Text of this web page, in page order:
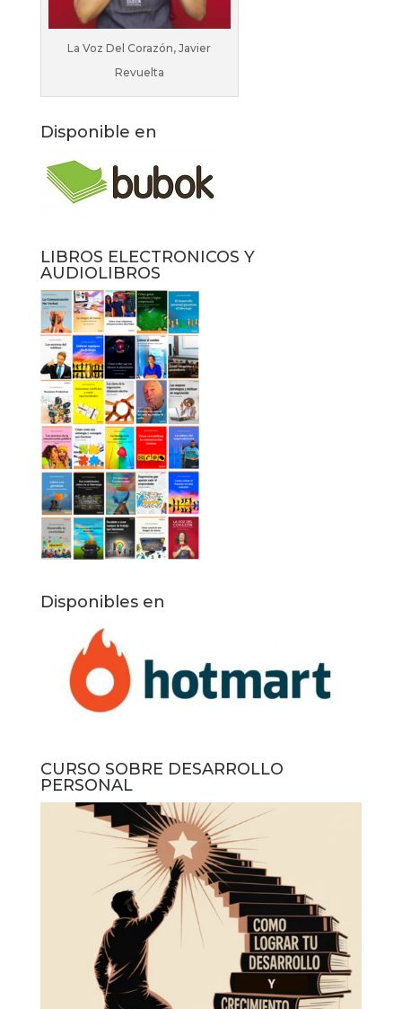
La Voz Del Corazón, Javier
Revuelta
Disponible en
LIBROS ELECTRONICOS Y
AUDIOLIBROS
Disponibles en
CURSO SOBRE DESARROLLO
PERSONAL